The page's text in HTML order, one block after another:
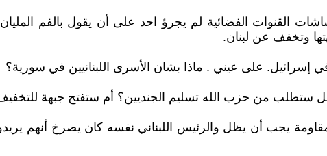
شاشات القنوات الفضائية لم يجرؤ احد على أن يقول بالفم
وتخفف عن لبنان.
إسرائيل. على عيني . ماذا بشان الأسرى اللبنانيين في سورية؟
ستطلب من حزب الله تسليم الجنديين؟ أم ستفتح جبهة
لمقاومة يجب أن يظل والرئيس اللبناني نفسه كان يصرخ أنهم